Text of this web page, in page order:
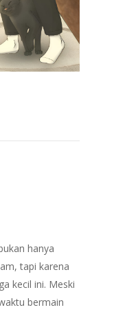
hanya
tapi karena
kecil ini. Meski
bermain